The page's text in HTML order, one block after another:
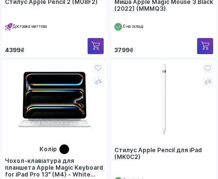
Стилус Apple Pencil 2 (MU8F2)
Доставка миттєва
4399₴
Миша Apple Magic Mouse 3 Black
(2022) (MMMQ3)
Є на складі
3799₴
Колір
Чохол-клавіатура для
планшета Apple Magic Keyboard
for iPad Pro 13" (M4) - White
Стилус Apple Pencil для iPad
(MK0C2)